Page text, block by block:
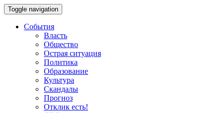
Toggle navigation
События
Власть
Общество
Острая ситуация
Политика
Образование
Культура
Скандалы
Прогноз
Отклик есть!